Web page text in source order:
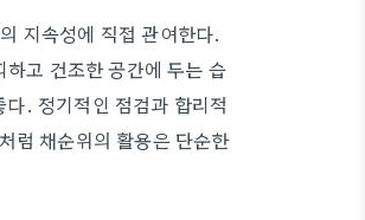
지속성에 직접 관여한다.
고 건조한 공간에 두는 습
. 정기적인 점검과 합리적
럼 채순위의 활용은 단순한